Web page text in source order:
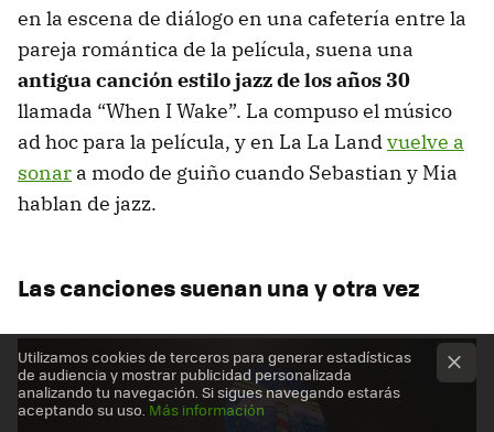
en la escena de diálogo en una cafetería entre la
pareja romántica de la película, suena una
antigua canción estilo jazz de los años 30
llamada “When I Wake”. La compuso el músico
ad hoc para la película, y en La La Landvuelve a
sonar a modo de guiño cuando Sebastian y Mia
hablan de jazz.
Las canciones suenan una y otra vez
Utilizamos cookies de terceros para generar estadísticas
de audiencia y mostrar publicidad personalizada
analizando tu navegación. Si sigues navegando estarás
aceptando su uso. Más información